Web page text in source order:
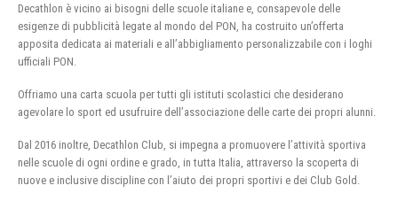
Decathlon è vicino ai bisogni delle scuole italiane e, consapevole delle
esigenze di pubblicità legate al mondo del PON, ha costruito un’offerta
apposita dedicata ai materiali e all’abbigliamento personalizzabile con i loghi
ufficiali PON.
Offriamo una carta scuola per tutti gli istituti scolastici che desiderano
agevolare lo sport ed usufruire dell’associazione delle carte dei propri alunni.
Dal 2016 inoltre, Decathlon Club, si impegna a promuovere l’attività sportiva
nelle scuole di ogni ordine e grado, in tutta Italia, attraverso la scoperta di
nuove e inclusive discipline con l’aiuto dei propri sportivi e dei Club Gold.